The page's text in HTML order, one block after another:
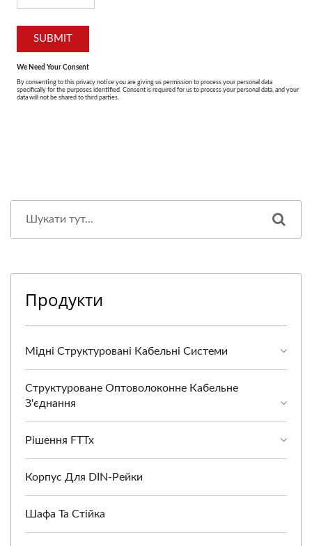
Продукти
Мідні Структуровані Кабельні Системи
Структуроване Оптоволоконне Кабельне
З'єднання
Рішення FTTx
Корпус Для DIN-Рейки
Шафа Та Стійка